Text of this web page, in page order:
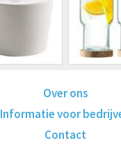
Over ons
Informatie voor
Contact